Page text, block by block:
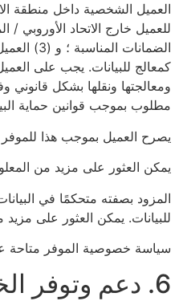
العميل الشخصية داخل منطقة
للعميل خارج الاتحاد الأوروبي
كمعالج للبيانات. يجب على
ومعالجتها ونقلها بشكل قانوني
مطلوب بموجب قوانين حماية
يصرح العميل بموجب هذا للموفر
يمكن العثور على مزيد من
المزود بصفته متحكمًا في
للبيانات. يمكن العثور على
سياسة خصوصية الموفر متاحة
6. دعم وتوفر الخدمة